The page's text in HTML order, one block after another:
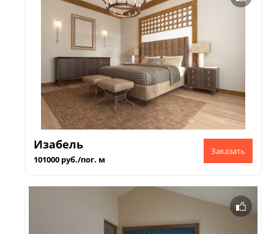
Изабель
101000 руб./пог. м